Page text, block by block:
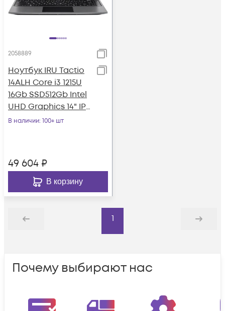
2058889
Ноутбук IRU Tactio
14ALH Core i3 1215U
16Gb SSD512Gb Intel
UHD Graphics 14" IPS
FHD (1920x1080) Free
В наличии: 100+ шт
49 604 ₽
В корзину
Назад
1
Дальше
Почему выбирают нас